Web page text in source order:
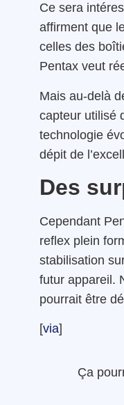
Ce sera
affirment que
celles des
Pentax veut
Mais au-delà
capteur utilisé
technologie
dépit de
Des
Cependant
reflex plein
stabilisation
futur appareil.
pourrait être
[via]
Ça